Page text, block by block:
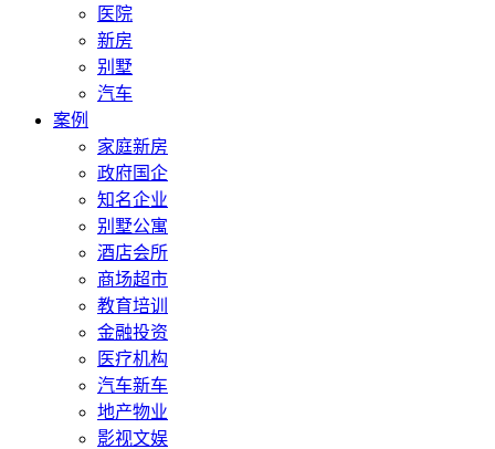
医院
新房
别墅
汽车
案例
家庭新房
政府国企
知名企业
别墅公寓
酒店会所
商场超市
教育培训
金融投资
医疗机构
汽车新车
地产物业
影视文娱